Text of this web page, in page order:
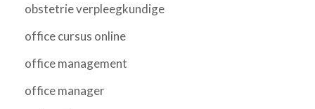
obstetrie verpleegkundige
office cursus online
office management
office manager